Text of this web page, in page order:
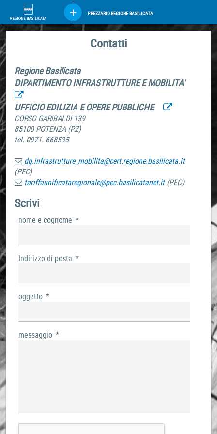
PREZZARIO REGIONE BASILICATA
Contatti
Regione Basilicata
DIPARTIMENTO INFRASTRUTTURE E MOBILITA'
UFFICIO EDILIZIA E OPERE PUBBLICHE
CORSO GARIBALDI 139
85100 POTENZA (PZ)
tel. 0971. 668535
dg.infrastrutture_mobilita@cert.regione.basilicata.it
(PEC)
tariffaunificataregionale@pec.basilicatanet.it(PEC)
Scrivi
nome e cognome *
Indirizzo di posta *
oggetto *
messaggio *